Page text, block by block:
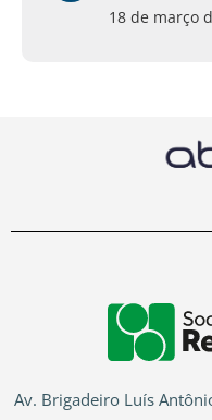
18 de março
Av. Brigadeiro Luís